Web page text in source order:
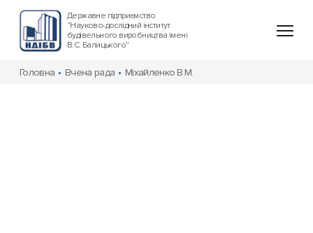
Державне підприємство
“Науково-дослідний інститут
будівельного виробництва імені
В.С. Балицького"
Головна Вчена рада Міхайленко В.М.